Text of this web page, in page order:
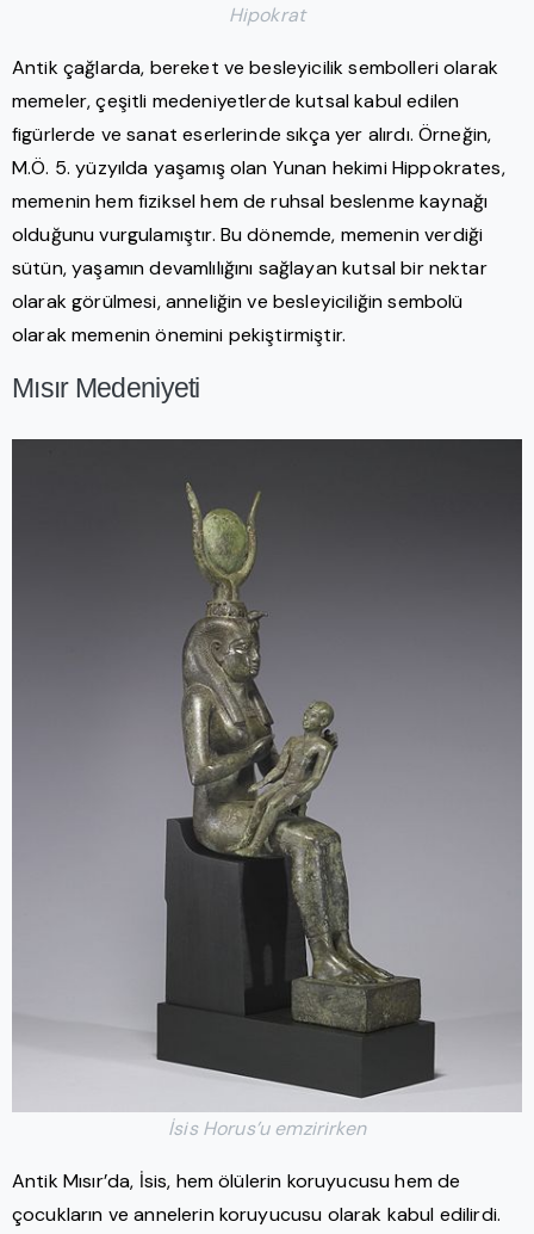
Hipokrat
Antik çağlarda, bereket ve besleyicilik sembolleri olarak
memeler, çeşitli medeniyetlerde kutsal kabul edilen
figürlerde ve sanat eserlerinde sıkça yer alırdı. Örneğin,
M.Ö. 5. yüzyılda yaşamış olan Yunan hekimi Hippokrates,
memenin hem fiziksel hem de ruhsal beslenme kaynağı
olduğunu vurgulamıştır. Bu dönemde, memenin verdiği
sütün, yaşamın devamlılığını sağlayan kutsal bir nektar
olarak görülmesi, anneliğin ve besleyiciliğin sembolü
olarak memenin önemini pekiştirmiştir.
Mısır Medeniyeti
İsis Horus’u emzirirken
Antik Mısır’da, İsis, hem ölülerin koruyucusu hem de
çocukların ve annelerin koruyucusu olarak kabul edilirdi.